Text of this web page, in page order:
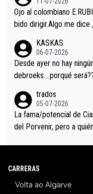
mano de una manera
es en el hombro con que
eta, a ver si por querer
ción de podio UAE y
Ojo al colombiano
bido
KASKAS
06-07-2026
Desde ayer no hay ningún
debroeks….porqué
trados
05-07-2026
La fama/potencial de
del Porvenir, pero a
8.Lenny Martinez
CARRERAS
Volta ao Algarve